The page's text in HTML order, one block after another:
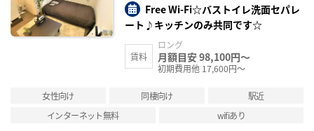
Free Wi-Fi☆バストイレ洗面セパレ
ート♪キッチンのみ共同です☆
賃料
ロング
月額目安 98,100円～
初期費用他 17,600円～
女性向け 同棲向け
駅近
インターネット無料
wifiあり